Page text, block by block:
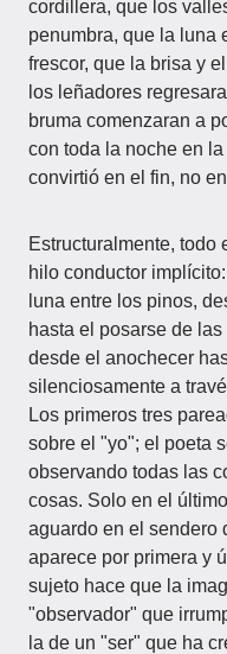
cordillera, que los
penumbra, que la luna
frescor, que la brisa y
los leñadores
bruma comenzaran a
con toda la noche en
convirtió en el fin, no
Estructuralmente, todo
hilo conductor
luna entre los pinos,
hasta el posarse de
desde el anochecer
silenciosamente a
Los primeros tres
sobre el "yo"; el poeta
observando todas las
cosas. Solo en el
aguardo en el sendero
aparece por primera y
sujeto hace que la
"observador" que
la de un "ser" que ha